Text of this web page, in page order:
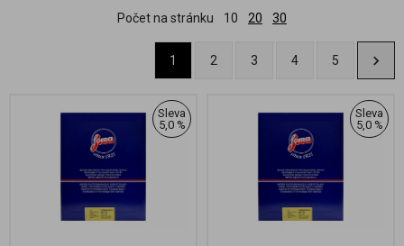
Počet na stránku 10 20 30
1 2 3 4 5
Sleva
5,0 %
Sleva
5,0 %